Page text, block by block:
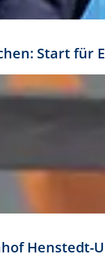
jeweiligen
im Layout:
Start für
Henstedt-